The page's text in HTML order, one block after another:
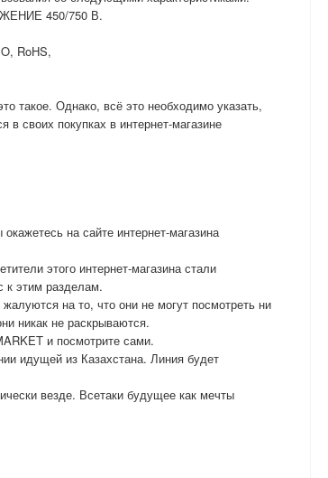
450/750 В.
RoHS,
такое. Однако, всё это необходимо указать,
в своих покупках в интернет-магазине
на сайте интернет-магазина
этого интернет-магазина стали
к этим разделам.
на то, что они не могут посмотреть ни
никак не раскрываются.
и посмотрите сами.
идущей из Казахстана. Линия будет
везде. Всетаки будущее как мечты